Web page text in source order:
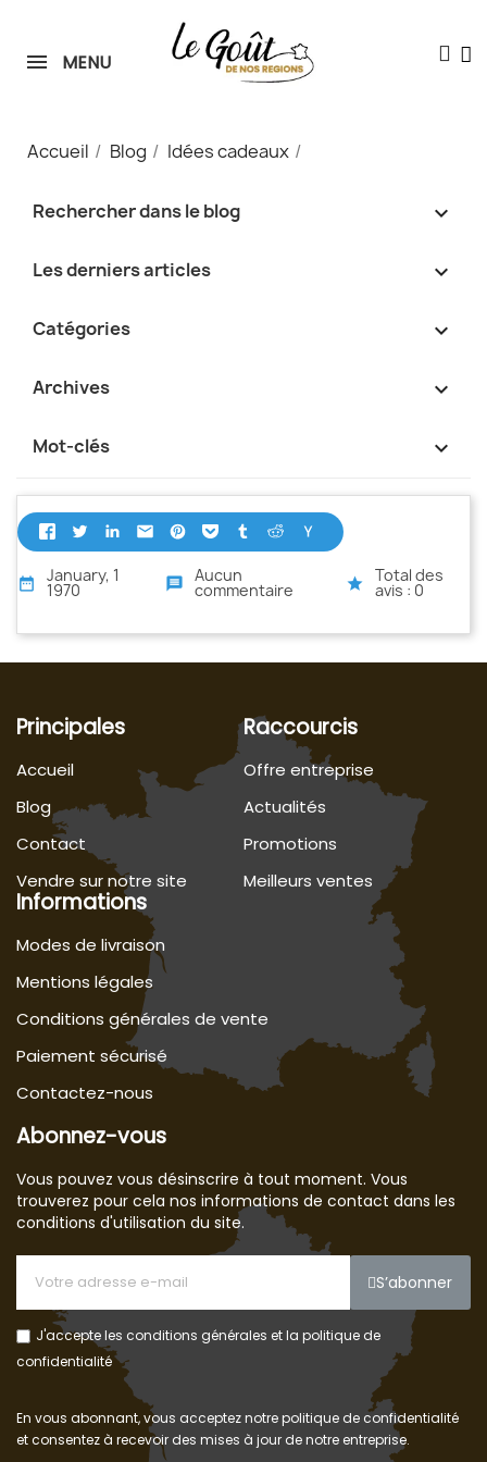
MENU
Accueil Blog Idées cadeaux
Rechercher dans le blog keyboard_arrow_up
Les derniers articles keyboard_arrow_up
Catégories keyboard_arrow_up
Archives keyboard_arrow_up
Mot-clés keyboard_arrow_up
date_range January, 1
1970 message Aucun
commentaire star Total des
avis : 0
Principales
Accueil
Blog
Contact
Vendre sur notre site
Raccourcis
Offre entreprise
Actualités
Promotions
Meilleurs ventes
Informations
Modes de livraison
Mentions légales
Conditions générales de vente
Paiement sécurisé
Contactez-nous
Abonnez-vous
Vous pouvez vous désinscrire à tout moment. Vous
trouverez pour cela nos informations de contact dans les
conditions d'utilisation du site.
S’abonner
J'accepte les conditions générales et la politique de
confidentialité
En vous abonnant, vous acceptez notre politique de confidentialité
et consentez à recevoir des mises à jour de notre entreprise.